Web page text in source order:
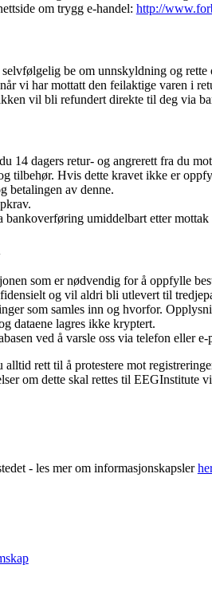
om trygg e-handel: http://
be om unnskyldning og rette
vi har mottatt den feilaktige varen i
vil bli refundert direkte til deg via
14 dagers retur- og angrerett fra du
tilbehør. Hvis dette kravet ikke er
betalingen av denne.
umiddelbart etter mottak
som er nødvendig for å oppfylle
og vil aldri bli utlevert til
som samles inn og hvorfor.
dataene lagres ikke kryptert.
ved å varsle oss via telefon eller e-
rett til å protestere mot
om dette skal rettes til EEGInstitute
- les mer om informasjonskapslerher